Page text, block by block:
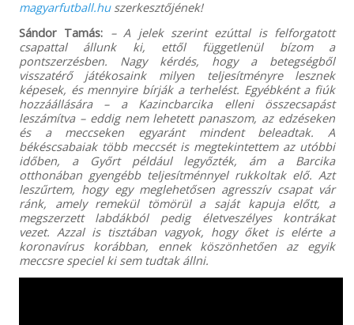
magyarfutball.huszerkesztőjének!
Sándor Tamás: – A jelek szerint ezúttal is felforgatott
csapattal állunk ki, ettől függetlenül bízom a
pontszerzésben. Nagy kérdés, hogy a betegségből
visszatérő játékosaink milyen teljesítményre lesznek
képesek, és mennyire bírják a terhelést. Egyébként a fiúk
hozzáállására – a Kazincbarcika elleni összecsapást
leszámítva – eddig nem lehetett panaszom, az edzéseken
és a meccseken egyaránt mindent beleadtak. A
békéscsabaiak több meccsét is megtekintettem az utóbbi
időben, a Győrt például legyőzték, ám a Barcika
otthonában gyengébb teljesítménnyel rukkoltak elő. Azt
leszűrtem, hogy egy meglehetősen agresszív csapat vár
ránk, amely remekül tömörül a saját kapuja előtt, a
megszerzett labdákból pedig életveszélyes kontrákat
vezet. Azzal is tisztában vagyok, hogy őket is elérte a
koronavírus korábban, ennek köszönhetően az egyik
meccsre speciel ki sem tudtak állni.